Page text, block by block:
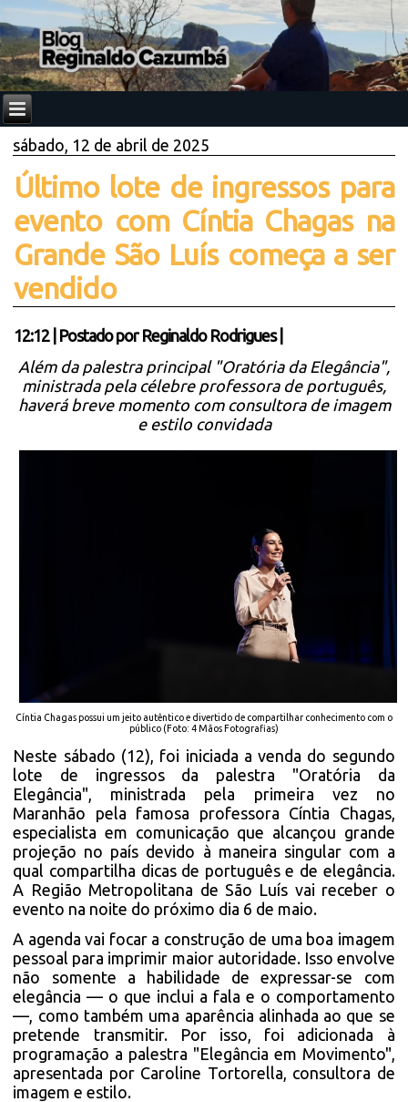
sábado, 12 de abril de 2025
Último lote de ingressos para
evento com Cíntia Chagas na
Grande São Luís começa a ser
vendido
12:12| Postado por Reginaldo Rodrigues
Além da palestra principal "Oratória da Elegância",
ministrada pela célebre professora de português,
haverá breve momento com consultora de imagem
e estilo convidada
Cíntia Chagas possui um jeito autêntico e divertido de compartilhar conhecimento com o
público (Foto: 4 Mãos Fotografias)
Neste sábado (12), foi iniciada a venda do segundo
lote de ingressos da palestra "Oratória da
Elegância", ministrada pela primeira vez no
Maranhão pela famosa professora Cíntia Chagas,
especialista em comunicação que alcançou grande
projeção no país devido à maneira singular com a
qual compartilha dicas de português e de elegância.
A Região Metropolitana de São Luís vai receber o
evento na noite do próximo dia 6 de maio.
A agenda vai focar a construção de uma boa imagem
pessoal para imprimir maior autoridade. Isso envolve
não somente a habilidade de expressar-se com
elegância — o que inclui a fala e o comportamento
—, como também uma aparência alinhada ao que se
pretende transmitir. Por isso, foi adicionada à
programação a palestra "Elegância em Movimento",
apresentada por Caroline Tortorella, consultora de
imagem e estilo.